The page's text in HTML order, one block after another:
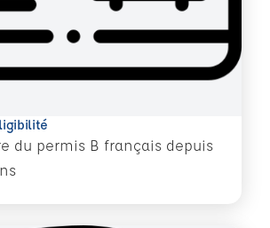
du permis B français depuis